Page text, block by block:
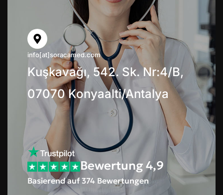
info[at]soracamed.com
Kuşkavağı, 542. Sk. Nr:4/B,
07070 Konyaalti/Antalya
Bewertung 4,9
Basierend auf 374 Bewertungen